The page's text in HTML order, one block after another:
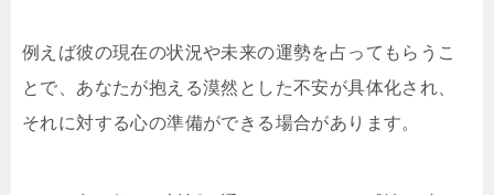
例えば彼の現在の状況や未来の運勢を占ってもらうこ
とで、あなたが抱える漠然とした不安が具体化され、
それに対する心の準備ができる場合があります。